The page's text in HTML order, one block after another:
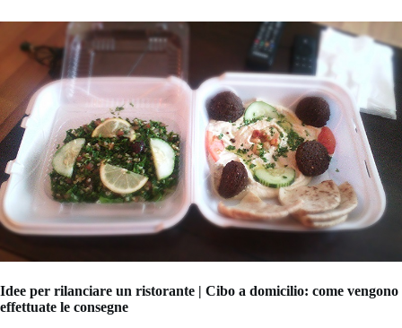
Idee per rilanciare un ristorante | Cibo a domicilio: come vengono
effettuate le consegne